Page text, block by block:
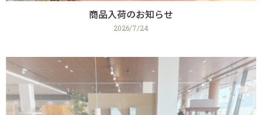
商品入荷のお知らせ
2026/7/24